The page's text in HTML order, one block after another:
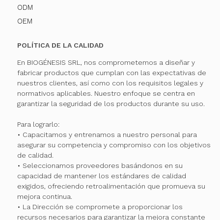
ODM
OEM
POLÍTICA DE LA CALIDAD
En BIOGÉNESIS SRL, nos comprometemos a diseñar y
fabricar productos que cumplan con las expectativas de
nuestros clientes, así como con los requisitos legales y
normativos aplicables. Nuestro enfoque se centra en
garantizar la seguridad de los productos durante su uso.
Para lograrlo:
• Capacitamos y entrenamos a nuestro personal para
asegurar su competencia y compromiso con los objetivos
de calidad.
• Seleccionamos proveedores basándonos en su
capacidad de mantener los estándares de calidad
exigidos, ofreciendo retroalimentación que promueva su
mejora continua.
• La Dirección se compromete a proporcionar los
recursos necesarios para garantizar la mejora constante